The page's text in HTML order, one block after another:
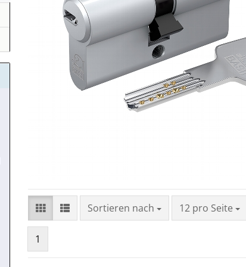
Sortieren nach
Sortieren nach 12 pro Seite
pro Seite
1